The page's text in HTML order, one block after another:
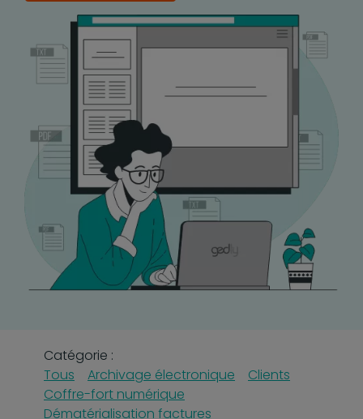
Catégorie :
Tous
Archivage électronique
Clients
Coffre-fort numérique
Dématérialisation factures